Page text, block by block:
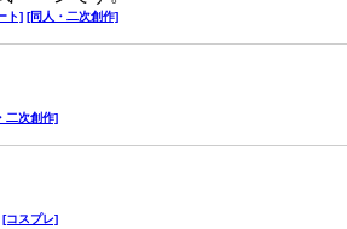
ト] [同人・二次創作]
二次創作]
[コスプレ]